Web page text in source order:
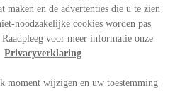
maken en de advertenties die u te zien
noodzakelijke cookies worden pas
Raadpleeg voor meer informatie onze
Privacyverklaring
moment wijzigen en uw toestemming